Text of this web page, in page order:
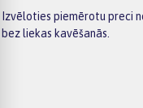
Izvēloties piemērotu preci
bez liekas kavēšanās.